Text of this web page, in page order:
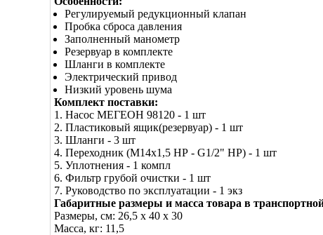
Регулируемый редукционный клапан
Пробка сброса давления
Заполненный манометр
Резервуар в комплекте
Шланги в комплекте
Электрический привод
Низкий уровень шума
Комплект поставки:
1. Насос МЕГЕОН 98120 - 1 шт
2. Пластиковый ящик(резервуар) - 1 шт
3. Шланги - 3 шт
4. Переходник (М14х1,5 НР - G1/2" НР) - 1 шт
5. Уплотнения - 1 компл
6. Фильтр грубой очистки - 1 шт
7. Руководство по эксплуатации - 1 экз
Габаритные размеры и масса товара в
Размеры, см: 26,5 x 40 x 30
Масса, кг: 11,5